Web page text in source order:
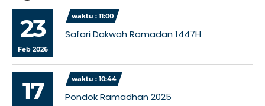
23
Feb 2026
waktu : 11:00
Safari Dakwah Ramadan 1447H
17 waktu : 10:44
Pondok Ramadhan 2025